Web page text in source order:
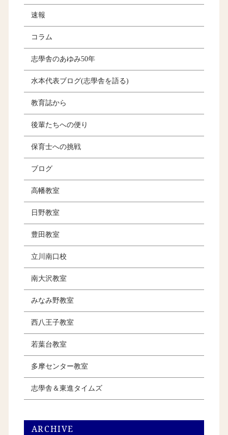
速報
コラム
志學舎のあゆみ50年
水本代表ブログ(志學舎を語る)
教育誌から
後輩たちへの便り
保育士への挑戦
ブログ
高幡教室
日野教室
豊田教室
立川南口校
南大沢教室
みなみ野教室
西八王子教室
若葉台教室
多摩センター教室
志學舎＆東進タイムズ
ARCHIVE